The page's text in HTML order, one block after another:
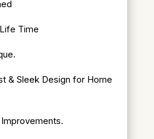
Time
& Sleek Design for Home